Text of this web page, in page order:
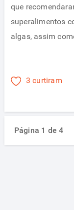
que
superalimentos
algas, assim
3 curtiram
Página 1 de 4